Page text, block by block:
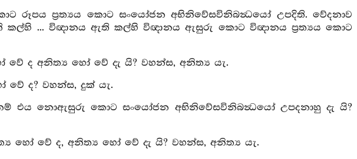
ප්‍රත්‍යය කොට සංයෝජන අභිනිවේසවිනිබන්‍ධයෝ උපදිති. වේදනාව
කල්හි ... විඥානය ඇති කල්හි විඥානය ඇසුරු කොට විඥානය ප්‍රත්‍යය කොට
ද අනිත්‍ය හෝ වේ දැ යි? වහන්ස, අනිත්‍ය යැ.
ද? වහන්ස, දුක් යැ.
එය නොඇසුරු කොට සංයෝජන අභිනිවේසවිනිබන්‍ධයෝ උපදනාහු දැ යි?
හෝ වේ ද, අනිත්‍ය හෝ වේ දැ යි? වහන්ස, අනිත්‍ය යැ.